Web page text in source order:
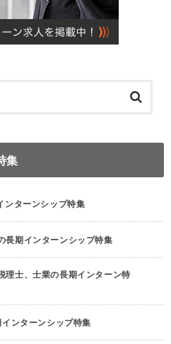
集
ンターンシップ特集
長期インターンシップ特集
理士、士業の長期インターン特
ンターンシップ特集